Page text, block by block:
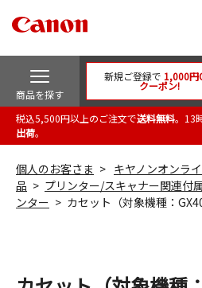
商品を探す
新規ご登録で 1,000円
クーポン!
税込5,500円以上のご注文で送料無料。13
出荷。
個人のお客さま キヤノンオンラ
品
プリンター/スキャナー関連付
ンター
カセット（対象機種：